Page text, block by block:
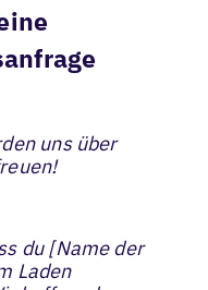
uns über
du [Name der
Laden